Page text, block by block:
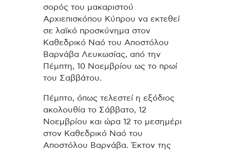
σορός του μακαριστού
Αρχιεπισκόπου Κύπρου να εκτεθεί
σε λαϊκό προσκύνημα στον
Καθεδρικό Ναό του Αποστόλου
Βαρνάβα Λευκωσίας, από την
Πέμπτη, 10 Νοεμβρίου ως το πρωί
του Σαββάτου.
Πέμπτο, όπως τελεστεί η εξόδιος
ακολουθία το Σάββατο, 12
Νοεμβρίου και ώρα 12 το μεσημέρι
στον Καθεδρικό Ναό του
Αποστόλου Βαρνάβα. Έκτον της